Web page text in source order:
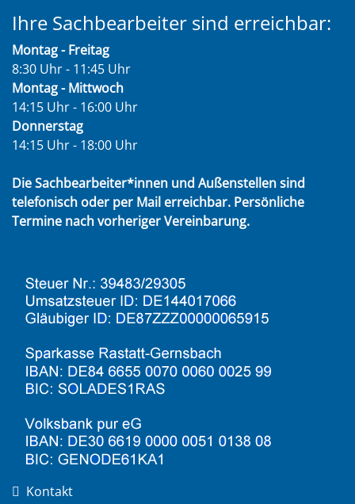
Ihre Sachbearbeiter sind erreichbar:
Montag - Freitag
8:30 Uhr - 11:45 Uhr
Montag - Mittwoch
14:15 Uhr - 16:00 Uhr
Donnerstag
14:15 Uhr - 18:00 Uhr
Die Sachbearbeiter*innen und Außenstellen sind
telefonisch oder per Mail erreichbar. Persönliche
Termine nach vorheriger Vereinbarung.
Kontakt